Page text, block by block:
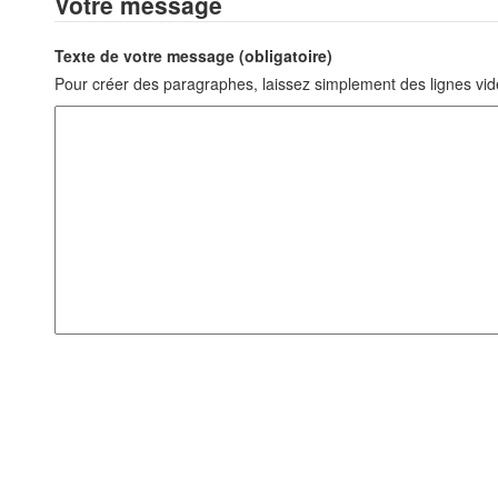
Texte de votre message (obligatoire)
Pour créer des paragraphes, laissez simplement des lignes